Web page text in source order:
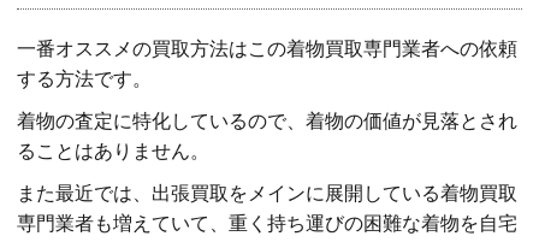
一番オススメの買取方法はこの着物買取専門業者への依頼
する方法です。
着物の査定に特化しているので、着物の価値が見落とされ
ることはありません。
また最近では、出張買取をメインに展開している着物買取
専門業者も増えていて、重く持ち運びの困難な着物を自宅